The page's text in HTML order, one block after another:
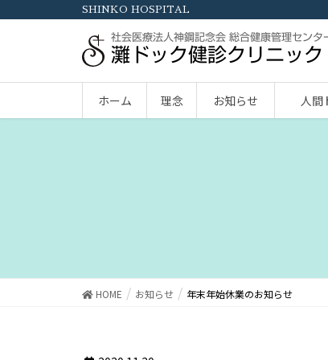
SHINKO HOSPITAL
社会医療法人神鋼記念会 総合健康管理センタ
灘ドック健診クリニック
ホーム 理念 お知らせ 人間
HOME お知らせ 年末年始休業のお知らせ